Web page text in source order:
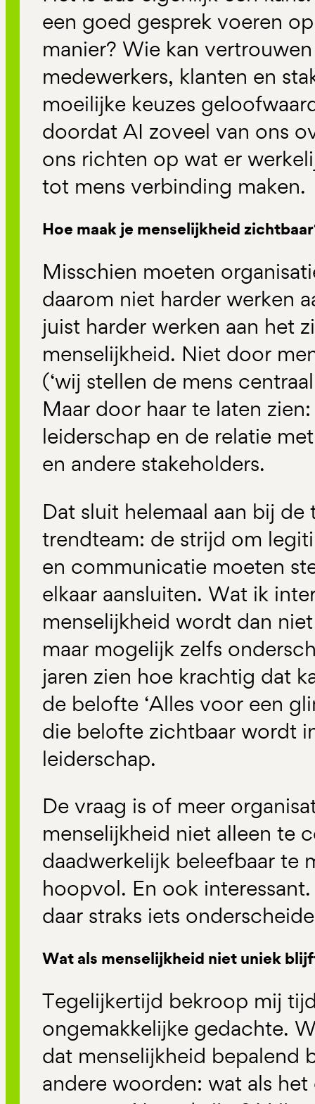
een goed gesprek voeren
manier? Wie kan
medewerkers, klanten en
moeilijke keuzes
doordat AI zoveel van ons
ons richten op wat er
tot mens verbinding maken.
Hoe maak je menselijkheid
Misschien moeten
daarom niet harder werken
juist harder werken aan het
menselijkheid. Niet door
(‘wij stellen de mens
Maar door haar te laten
leiderschap en de relatie
en andere stakeholders.
Dat sluit helemaal aan bij
trendteam: de strijd om
en communicatie moeten
elkaar aansluiten. Wat ik
menselijkheid wordt dan
maar mogelijk zelfs
jaren zien hoe krachtig dat
de belofte ‘Alles voor een
die belofte zichtbaar wordt
leiderschap.
De vraag is of meer
menselijkheid niet alleen te
daadwerkelijk beleefbaar te
hoopvol. En ook
daar straks iets
Wat als menselijkheid niet uniek
Tegelijkertijd bekroop mij
ongemakkelijke gedachte.
dat menselijkheid bepalend
andere woorden: wat als